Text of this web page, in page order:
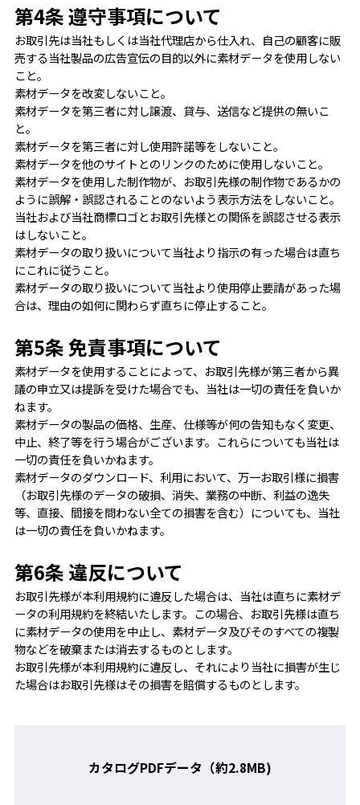
第4条 遵守事項について
お取引先は当社もしくは当社代理店から仕入れ、自己の顧客に販
売する当社製品の広告宣伝の目的以外に素材データを使用しない
こと。
素材データを改変しないこと。
素材データを第三者に対し譲渡、貸与、送信など提供の無いこ
と。
素材データを第三者に対し使用許諾等をしないこと。
素材データを他のサイトとのリンクのために使用しないこと。
素材データを使用した制作物が、お取引先様の制作物であるかの
ように誤解・誤認されることのないよう表示方法をしないこと。
当社および当社商標ロゴとお取引先様との関係を誤認させる表示
はしないこと。
素材データの取り扱いについて当社より指示の有った場合は直ち
にこれに従うこと。
素材データの取り扱いについて当社より使用停止要請があった場
合は、理由の如何に関わらず直ちに停止すること。
第5条 免責事項について
素材データを使用することによって、お取引先様が第三者から異
議の申立又は提訴を受けた場合でも、当社は一切の責任を負いか
ねます。
素材データの製品の価格、生産、仕様等が何の告知もなく変更、
中止、終了等を行う場合がございます。これらについても当社は
一切の責任を負いかねます。
素材データのダウンロード、利用において、万一お取引様に損害
（お取引先様のデータの破損、消失、業務の中断、利益の逸失
等、直接、間接を問わない全ての損害を含む）についても、当社
は一切の責任を負いかねます。
第6条 違反について
お取引先様が本利用規約に違反した場合は、当社は直ちに素材デ
ータの利用規約を終結いたします。この場合、お取引先様は直ち
に素材データの使用を中止し、素材データ及びそのすべての複製
物などを破棄または消去するものとします。
お取引先様が本利用規約に違反し、それにより当社に損害が生じ
た場合はお取引先様はその損害を賠償するものとします。
カタログPDFデータ（約2.8MB)